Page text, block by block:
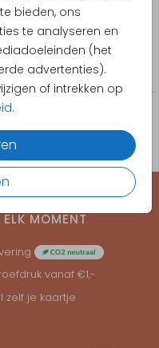
bieden, ons
te analyseren en
(het
advertenties).
of intrekken op
.
een diameter
rand grijs
tekst of
elkaar zetten met
plakband.
met een
raden wij
in de stijl van
MOMENT
vanaf €1,-
zelf je kaartje